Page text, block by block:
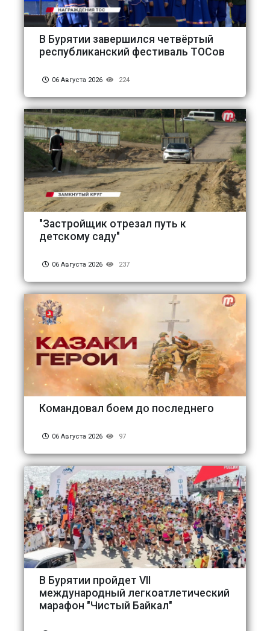
В Бурятии завершился четвёртый
республиканский фестиваль ТОСов
06 Августа 2026 224
"Застройщик отрезал путь к
детскому саду"
06 Августа 2026 237
Командовал боем до последнего
06 Августа 2026 97
В Бурятии пройдет VII
международный легкоатлетический
марафон "Чистый Байкал"